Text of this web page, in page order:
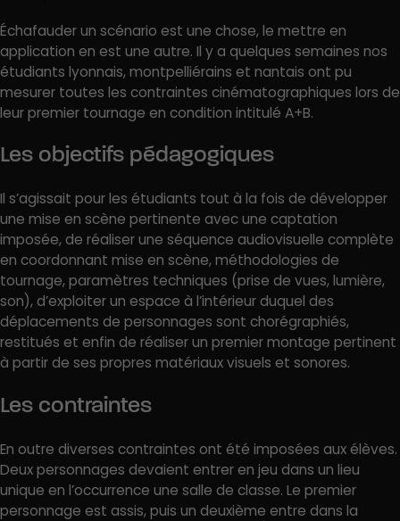
Échafauder un scénario est une chose, le mettre en
application en est une autre. Il y a quelques semaines nos
étudiants lyonnais, montpelliérains et nantais ont pu
mesurer toutes les contraintes cinématographiques lors de
leur premier tournage en condition intitulé A+B.
Les objectifs pédagogiques
Il s’agissait pour les étudiants tout à la fois de développer
une mise en scène pertinente avec une captation
imposée, de réaliser une séquence audiovisuelle complète
en coordonnant mise en scène, méthodologies de
tournage, paramètres techniques (prise de vues, lumière,
son), d’exploiter un espace à l’intérieur duquel des
déplacements de personnages sont chorégraphiés,
restitués et enfin de réaliser un premier montage pertinent
à partir de ses propres matériaux visuels et sonores.
Les contraintes
En outre diverses contraintes ont été imposées aux élèves.
Deux personnages devaient entrer en jeu dans un lieu
unique en l’occurrence une salle de classe. Le premier
personnage est assis, puis un deuxième entre dans la